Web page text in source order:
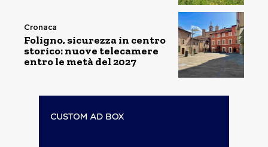
Cronaca
Foligno, sicurezza in centro
storico: nuove telecamere
entro le metà del 2027